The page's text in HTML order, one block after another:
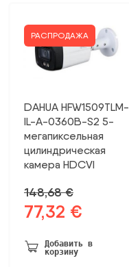
РАСПРОДАЖА
DAHUA HFW1509TLM-
IL-A-0360B-S2 5-
мегапиксельная
цилиндрическая
камера HDCVI
148,68€
Первоначальная
цена
была:
148,68 €.
77,32 €
77,32 €.
Добавить в
корзину